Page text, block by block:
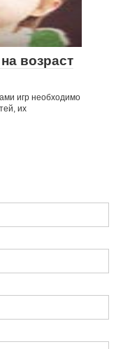
возраст
игр необходимо
их